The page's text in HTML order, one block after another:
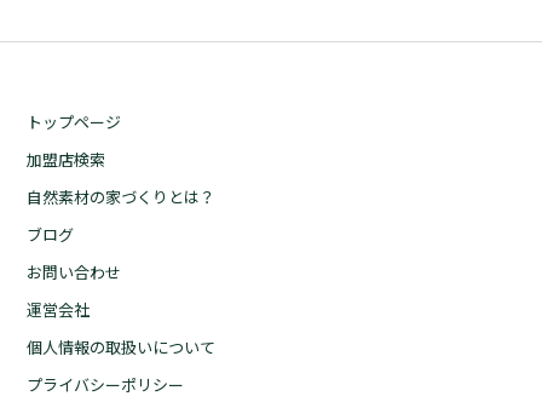
トップページ
加盟店検索
自然素材の家づくりとは？
ブログ
お問い合わせ
運営会社
個人情報の取扱いについて
プライバシーポリシー